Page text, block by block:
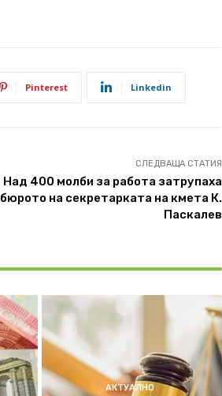
Pinterest Linkedin
СЛЕДВАЩА СТАТИЯ
Над 400 молби за работа затрупаха
бюрото на секретарката на кмета К.
Паскалев
АКТУАЛНО